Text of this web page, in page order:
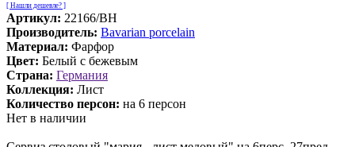
[ Нашли дешевле? ]
Артикул: 22166/BH
Производитель: Bavarian porcelain
Материал: Фарфор
Цвет: Белый с бежевым
Страна: Германия
Коллекция: Лист
Количество персон: на 6 персон
Нет в наличии